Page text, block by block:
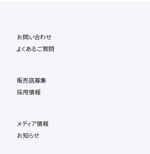
お問い合わせ
よくあるご質問
販売店募集
採用情報
メディア情報
お知らせ